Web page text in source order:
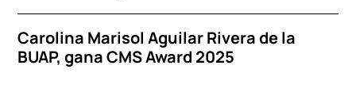
Carolina Marisol Aguilar Rivera de la
BUAP, gana CMS Award 2025